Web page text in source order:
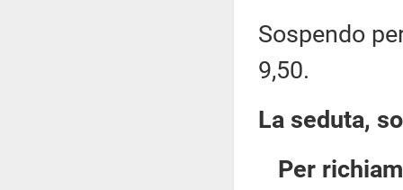
Sospendo
9,50.
La seduta,
Per